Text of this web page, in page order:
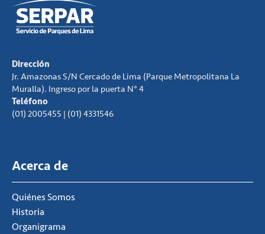
Dirección
Jr. Amazonas S/N Cercado de Lima (Parque Metropolitana La
Muralla). Ingreso por la puerta N° 4
Teléfono
(01) 2005455 | (01) 4331546
Acerca de
Quiénes Somos
Historia
Organigrama